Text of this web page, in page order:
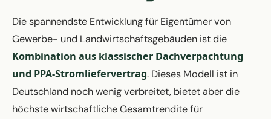
Die spannendste Entwicklung für Eigentümer von
Gewerbe- und Landwirtschaftsgebäuden ist die
Kombination aus klassischer Dachverpachtung
und PPA-Stromliefervertrag. Dieses Modell ist in
Deutschland noch wenig verbreitet, bietet aber die
höchste wirtschaftliche Gesamtrendite für